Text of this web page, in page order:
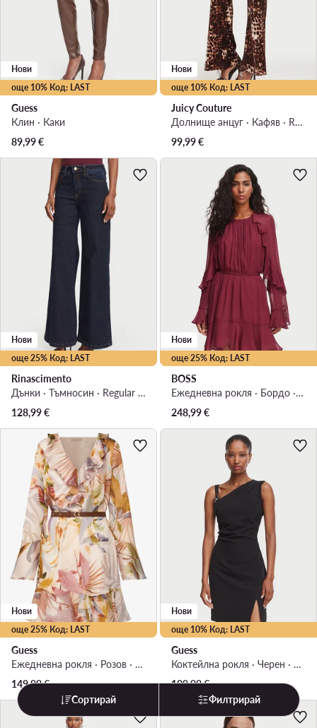
още 10% Код: LAST
Нови
Guess
Клин · Каки
89,99€
още 10% Код: LAST
Нови
Juicy Couture
Долнище анцуг · Кафяв · Regular Fit
99,99€
още 25% Код: LAST
Нови
Rinascimento
Дънки · Тъмносин · Regular Fit
128,99€
още 25% Код: LAST
Нови
BOSS
Ежедневна рокля · Бордо · Мини
248,99€
още 25% Код: LAST
Нови
Guess
Ежедневна рокля · Розов · Мини
149,99€
още 10% Код: LAST
Нови
Guess
Коктейлна рокля · Черен · Мини
109,99€
Сортирай
Филтрирай